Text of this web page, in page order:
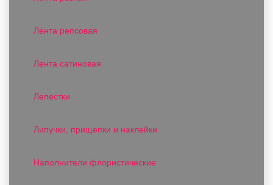
Лента репсовая
Лента сатиновая
Лепестки
Липучки, прищепки и наклейки
Наполнители флористические